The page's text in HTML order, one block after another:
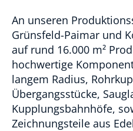
An unseren
Grünsfeld-Paimar und
auf rund 16.000 m²
hochwertige
langem Radius,
Übergangsstücke,
Kupplungsbahnhöfe,
Zeichnungsteile aus